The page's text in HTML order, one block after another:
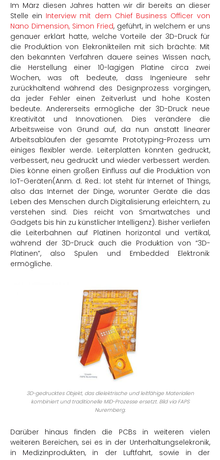
Im März diesen Jahres hatten wir dir bereits an dieser
Stelle ein Interview mit dem Chief Business Officer von
Nano Dimension, Simon Fried, geführt, in welchem er uns
genauer erklärt hatte, welche Vorteile der 3D-Druck für
die Produktion von Elekronikteilen mit sich brächte: Mit
den bekannten Verfahren dauere seines Wissen nach,
die Herstellung einer 10-lagigen Platine circa zwei
Wochen, was oft bedeute, dass Ingenieure sehr
zurückhaltend während des Designprozess vorgingen,
da jeder Fehler einen Zeitverlust und hohe Kosten
bedeute. Andererseits ermögliche der 3D-Druck neue
Kreativität und Innovationen. Dies verändere die
Arbeitsweise von Grund auf, da nun anstatt linearer
Arbeitsabläufen der gesamte Prototyping-Prozess um
einiges flexibler werde. Leiterplatten könnten gedruckt,
verbessert, neu gedruckt und wieder verbessert werden.
Dies könne einen großen Einfluss auf die Produktion von
IoT-Geräten(Anm. d. Red.: Iot steht für Internet of Things,
also das Internet der Dinge, worunter Geräte die das
Leben des Menschen durch Digitalisierung erleichtern, zu
verstehen sind. Dies reicht von Smartwatches und
Gadgets bis hin zu künstlicher Intelligenz). Bisher verliefen
die Leiterbahnen auf Platinen horizontal und vertikal,
während der 3D-Druck auch die Produktion von “3D-
Platinen”, also Spulen und Embedded Elektronik
ermögliche.
3D-gedrucktes Objekt, das dielektrische und leitfähige Materialien
kombiniert und traditionelle MID-Prozesse ersetzt. Bild via FAPS
Nuremberg.
Darüber hinaus finden die PCBs in weiteren vielen
weiteren Bereichen, sei es in der Unterhaltungselekronik,
in Medizinprodukten, in der Luftfahrt, sowie in der